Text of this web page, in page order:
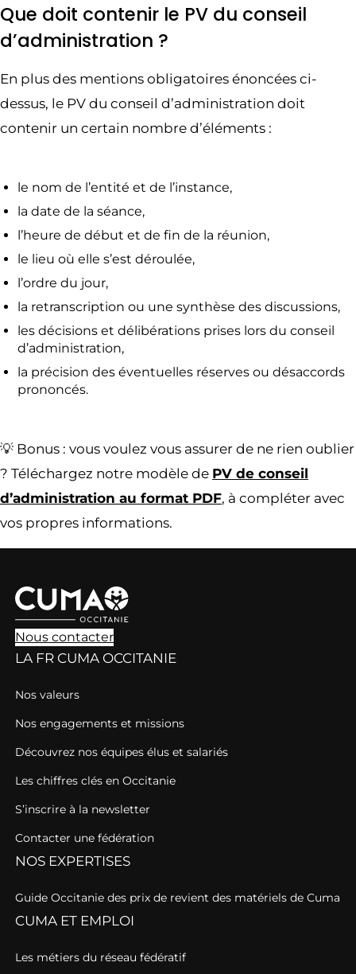
Que doit contenir le PV du conseil
d’administration ?
En plus des mentions obligatoires énoncées ci-
dessus, le PV du conseil d’administration doit
contenir un certain nombre d’éléments :
le nom de l’entité et de l’instance,
la date de la séance,
l’heure de début et de fin de la réunion,
le lieu où elle s’est déroulée,
l’ordre du jour,
la retranscription ou une synthèse des discussions,
les décisions et délibérations prises lors du conseil
d’administration,
la précision des éventuelles réserves ou désaccords
prononcés.
💡 Bonus : vous voulez vous assurer de ne rien oublier
? Téléchargez notre modèle de PV de conseil
d’administration au format PDF, à compléter avec
vos propres informations.
Nous contacter
LA FR CUMA OCCITANIE
Nos valeurs
Nos engagements et missions
Découvrez nos équipes élus et salariés
Les chiffres clés en Occitanie
S’inscrire à la newsletter
Contacter une fédération
NOS EXPERTISES
Guide Occitanie des prix de revient des matériels de Cuma
CUMA ET EMPLOI
Les métiers du réseau fédératif